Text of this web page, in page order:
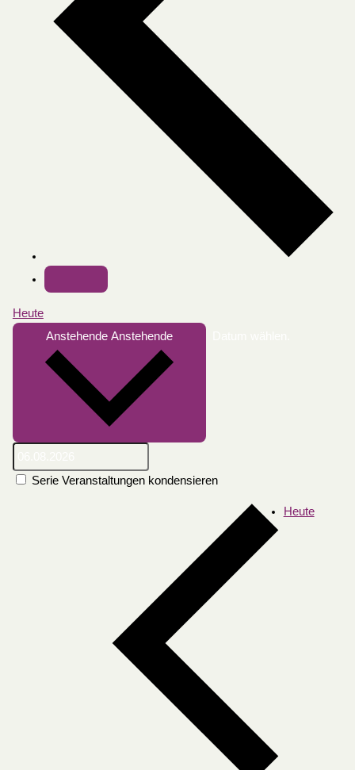
Heute
Anstehende Anstehende
Serie Veranstaltungen kondensieren
Heute